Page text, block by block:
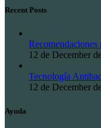
Recent Posts
Recomendaciones
12 de December
Tecnología
12 de December
Ayuda